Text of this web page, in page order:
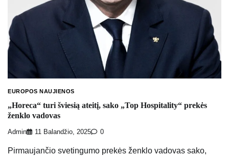
EUROPOS NAUJIENOS
„Horeca“ turi šviesią ateitį, sako „Top Hospitality“ prekės
ženklo vadovas
Admin 11 Balandžio, 2025 0
Pirmaujančio svetingumo prekės ženklo vadovas sako,